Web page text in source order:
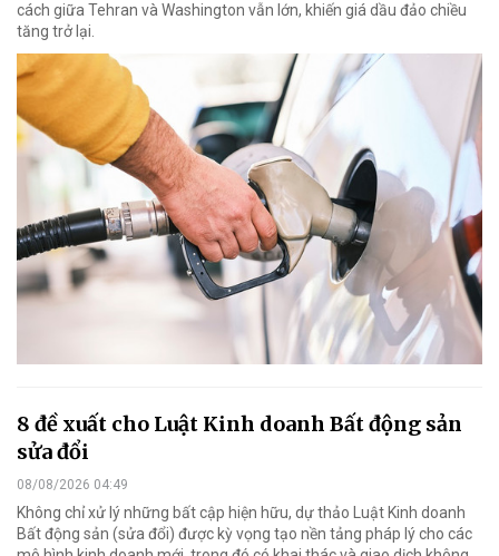
cách giữa Tehran và Washington vẫn lớn, khiến giá dầu đảo chiều
tăng trở lại.
8 đề xuất cho Luật Kinh doanh Bất động sản
sửa đổi
08/08/2026 04:49
Không chỉ xử lý những bất cập hiện hữu, dự thảo Luật Kinh doanh
Bất động sản (sửa đổi) được kỳ vọng tạo nền tảng pháp lý cho các